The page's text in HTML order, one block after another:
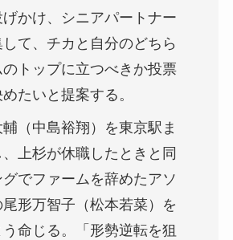
かけ、シニアパートナー
て、チカと自分のどちら
トップに立つべきか投票
たいと提案する。
（中島裕翔）を東京駅ま
上杉が休職したときと同
グでファームを辞めたアソ
形万智子（松本若菜）を
命じる。「形勢逆転を狙